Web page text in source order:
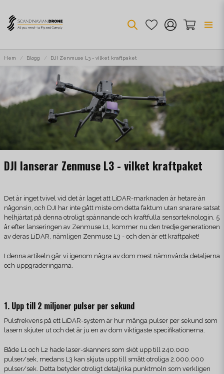
Hem Blogg DJI Zenmuse L3 - vilket kraftpaket
DJI lanserar Zenmuse L3 - vilket kraftpaket
Det är inget tvivel vid det är laget att LiDAR-marknaden är hetare än
någonsin, och DJI har inte gått miste om detta faktum utan snarare satsat
helhjärtat på denna otroligt spännande och kraftfulla sensorteknologin. 5
år efter lanseringen av Zenmuse L1, kommer nu den tredje generationen
av deras LiDAR, nämligen Zenmuse L3 - och den är ett kraftpaket!
I denna artikeln går vi igenom några av dom mest nämnvärda detaljerna
och uppgraderingarna.
1. Upp till 2 miljoner pulser per sekund
Pulsfrekvens på ett LiDAR-system är hur många pulser per sekund som
lasern skjuter ut och det är ju en av dom viktigaste specifikationerna.
Både L1 och L2 hade laser-skanners som sköt upp till 240.000
pulser/sek, medans L3 kan skjuta upp till smått otroliga 2.000.000
pulser/sek. Detta betyder otroligt detaljrika punktmoln som verkligen